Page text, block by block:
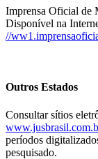
Imprensa Oficial de
Disponível na
//
Outros Estados
Consultar sítios
períodos
pesquisado.